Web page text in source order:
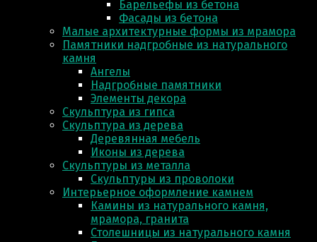
Барельефы из бетона
Фасады из бетона
Малые архитектурные формы из мрамора
Памятники надгробные из натурального
камня
Ангелы
Надгробные памятники
Элементы декора
Скульптура из гипса
Скульптура из деревa
Деревянная мебель
Иконы из дерева
Скульптуры из металла
Скульптуры из проволоки
Интерьерное оформление камнем
Камины из натурального камня,
мрамора, гранита
Столешницы из натурального камня